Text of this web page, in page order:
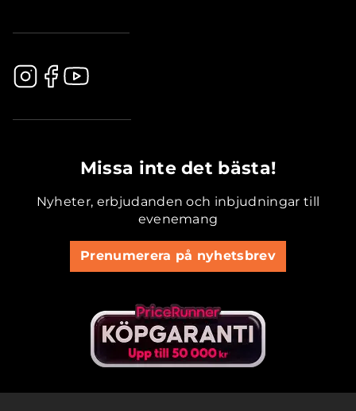
Missa inte det bästa!
Nyheter, erbjudanden och inbjudningar till
evenemang
Prenumerera på nyhetsbrev